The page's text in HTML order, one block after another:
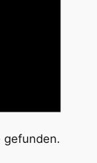
gefunden.